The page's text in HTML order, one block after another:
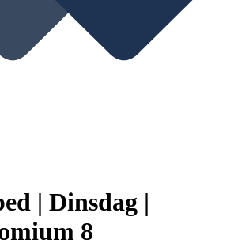
| Dinsdag |
8